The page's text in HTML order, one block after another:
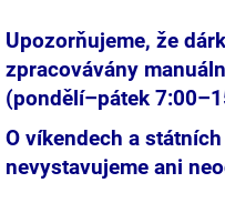
Upozorňujeme, že
zpracovávány
(pondělí–pátek
O víkendech a
nevystavujeme ani